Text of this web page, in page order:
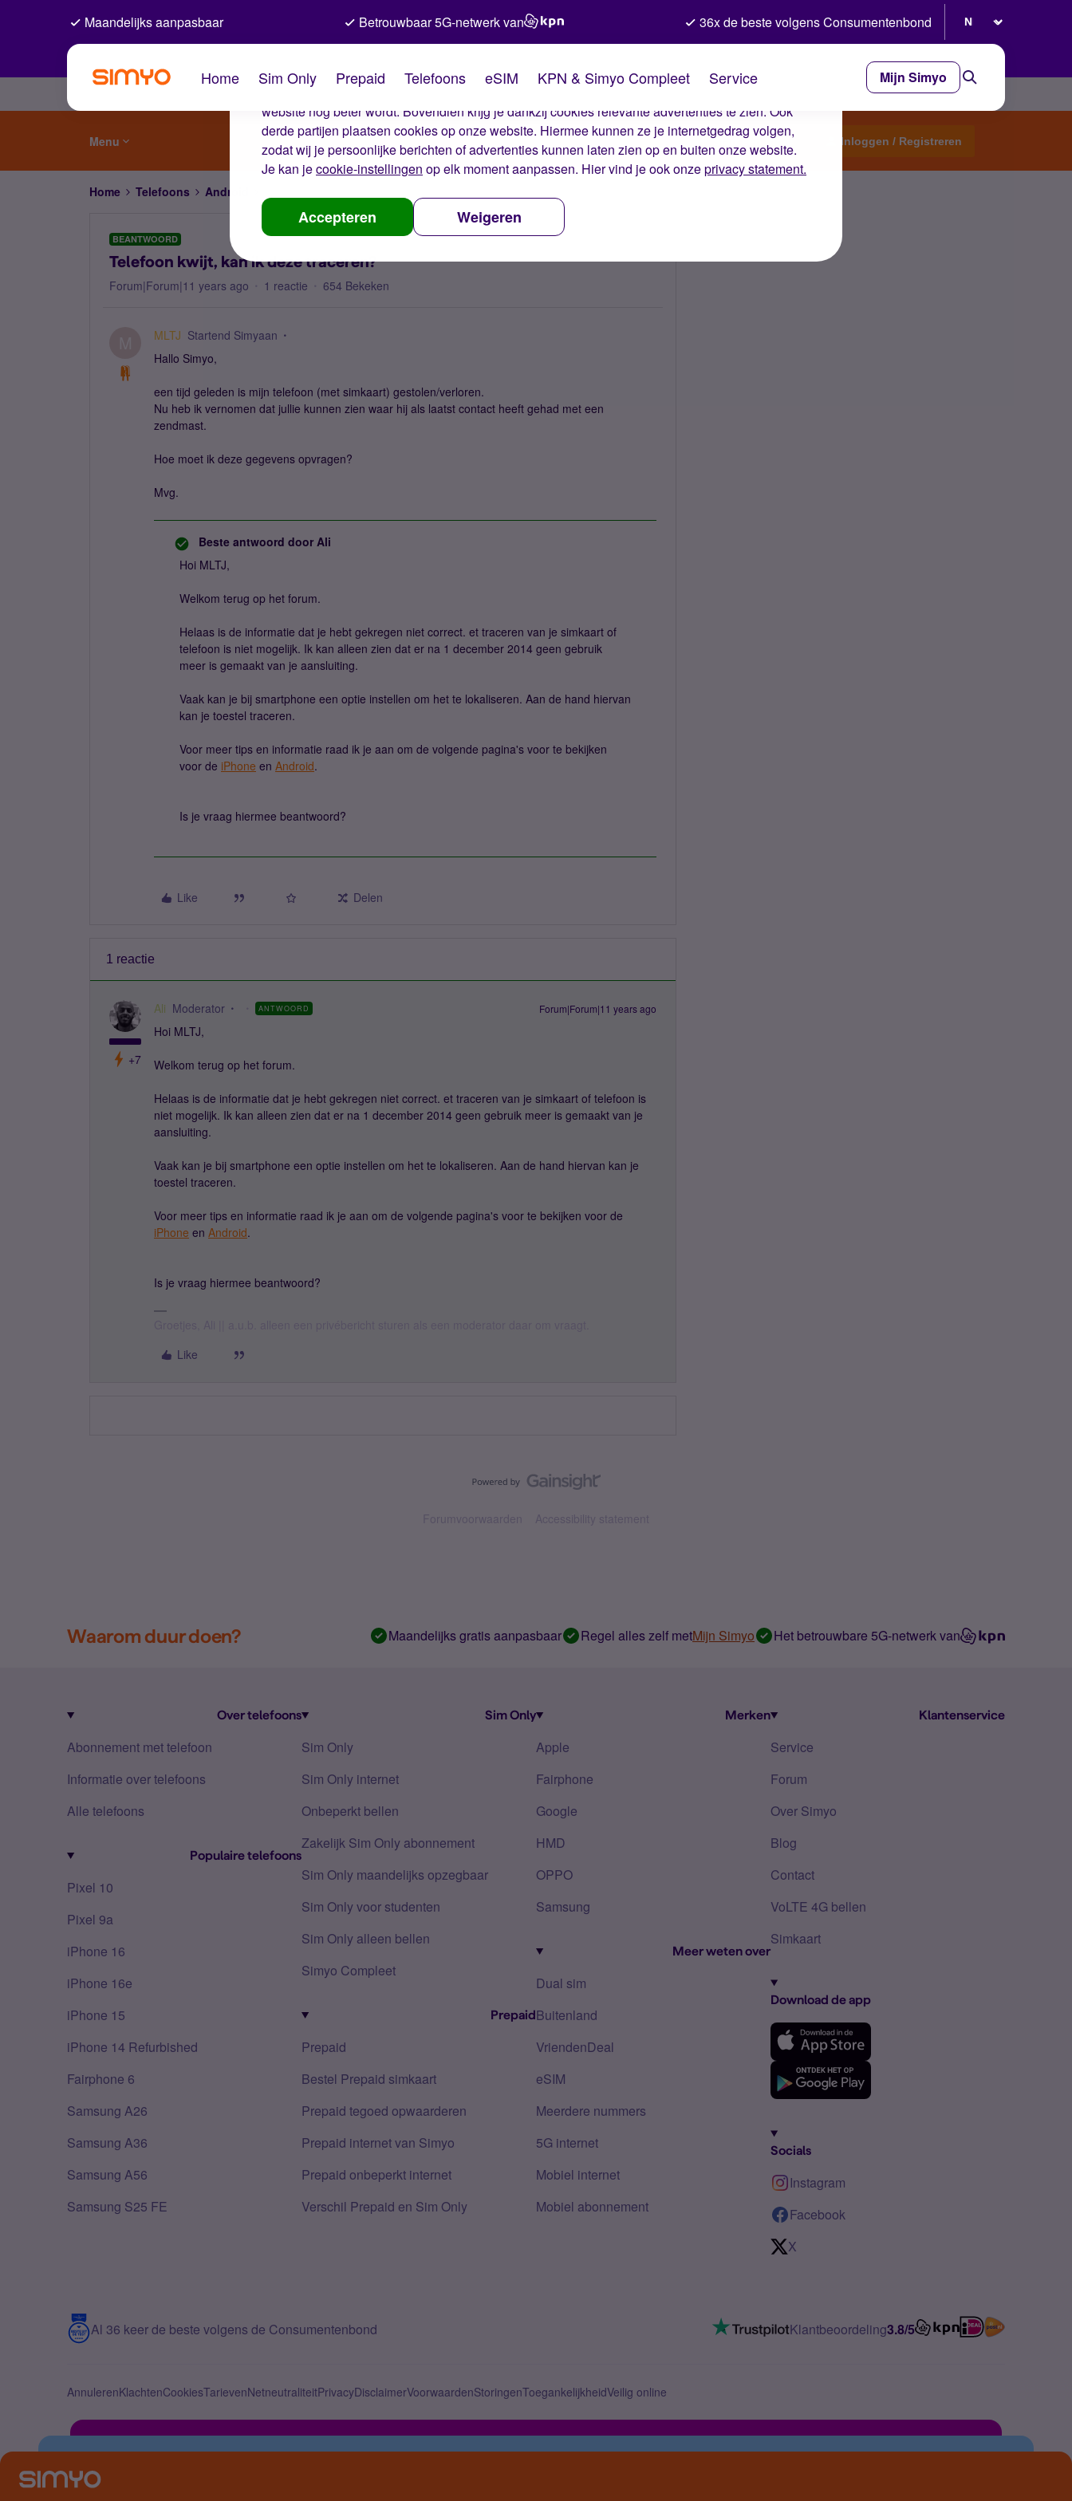
De cookies van Simyo
Wij gebruiken cookies op onze website. Met deze cookies zorgen wij ervoor dat je ervaring op de
website nog beter wordt. Bovendien krijg je dankzij cookies relevante advertenties te zien. Ook
derde partijen plaatsen cookies op onze website. Hiermee kunnen ze je internetgedrag volgen,
zodat wij je persoonlijke berichten of advertenties kunnen laten zien op en buiten onze website.
Je kan jecookie-instellingen op elk moment aanpassen. Hier vind je ook onzeprivacy statement.
Accepteren Weigeren
Maandelijks aanpasbaar Betrouwbaar 5G-netwerk van 36x de beste volgens Consumentenbond
Home Sim Only Prepaid Telefoons eSIM KPN & Simyo Compleet Service Mijn Simyo
Menu Start een topic Inloggen / Registreren
Home Telefoons Android
BEANTWOORD
Telefoon kwijt, kan ik deze traceren?
Forum|Forum|11 years ago 1 reactie 654 Bekeken
MLTJ Startend Simyaan
Hallo Simyo,
een tijd geleden is mijn telefoon (met simkaart) gestolen/verloren.
Nu heb ik vernomen dat jullie kunnen zien waar hij als laatst contact heeft gehad met een
zendmast.
Hoe moet ik deze gegevens opvragen?
Mvg.
Beste antwoord door Ali
Hoi MLTJ,
Welkom terug op het forum.
Helaas is de informatie dat je hebt gekregen niet correct. et traceren van je simkaart of
telefoon is niet mogelijk. Ik kan alleen zien dat er na 1 december 2014 geen gebruik
meer is gemaakt van je aansluiting.
Vaak kan je bij smartphone een optie instellen om het te lokaliseren. Aan de hand hiervan
kan je toestel traceren.
Voor meer tips en informatie raad ik je aan om de volgende pagina's voor te bekijken
voor de iPhone en Android.
Is je vraag hiermee beantwoord?
Like Delen
1 reactie
+7
Ali Moderator ANTWOORD Forum|Forum|11 years ago
Hoi MLTJ,
Welkom terug op het forum.
Helaas is de informatie dat je hebt gekregen niet correct. et traceren van je simkaart of telefoon is
niet mogelijk. Ik kan alleen zien dat er na 1 december 2014 geen gebruik meer is gemaakt van je
aansluiting.
Vaak kan je bij smartphone een optie instellen om het te lokaliseren. Aan de hand hiervan kan je
toestel traceren.
Voor meer tips en informatie raad ik je aan om de volgende pagina's voor te bekijken voor de
iPhone en Android.
Is je vraag hiermee beantwoord?
Like
Forumvoorwaarden Accessibility statement
Waarom duur doen? Maandelijks gratis aanpasbaar Regel alles zelf metMijn Simyo Het betrouwbare 5G-netwerk van
Over telefoons
Abonnement met telefoon
Informatie over telefoons
Alle telefoons
Populaire telefoons
Pixel 10
Pixel 9a
iPhone 16
iPhone 16e
iPhone 15
iPhone 14 Refurbished
Fairphone 6
Samsung A26
Samsung A36
Samsung A56
Samsung S25 FE
Sim Only
Sim Only
Sim Only internet
Onbeperkt bellen
Zakelijk Sim Only abonnement
Sim Only maandelijks opzegbaar
Sim Only voor studenten
Sim Only alleen bellen
Simyo Compleet
Prepaid
Prepaid
Bestel Prepaid simkaart
Prepaid tegoed opwaarderen
Prepaid internet van Simyo
Prepaid onbeperkt internet
Verschil Prepaid en Sim Only
Merken
Apple
Fairphone
Google
HMD
OPPO
Samsung
Meer weten over
Dual sim
Buitenland
VriendenDeal
eSIM
Meerdere nummers
5G internet
Mobiel internet
Mobiel abonnement
Klantenservice
Service
Forum
Over Simyo
Blog
Contact
VoLTE 4G bellen
Simkaart
Download de app
Socials
Instagram
Facebook
X
Al 36 keer de beste volgens de Consumentenbond Klantbeoordeling3.8/5
AnnulerenKlachtenCookiesTarievenNetneutraliteitPrivacyDisclaimerVoorwaardenStoringenToegankelijkheidVeilig online